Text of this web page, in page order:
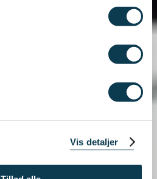
Vis detaljer